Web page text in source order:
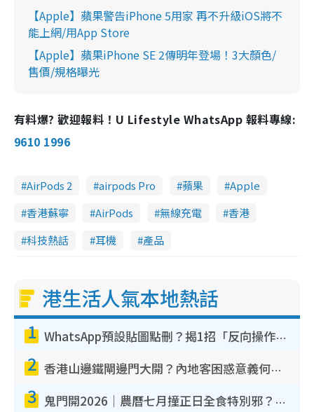
【Apple】蘋果警告iPhone 5用家 再不升級iOS將不
能上網/用App Store
【Apple】蘋果iPhone SE 2傳明年登場！3大顏色/
售價/規格曝光
有料爆? 歡迎報料！U Lifestyle WhatsApp 報料專線:
9610 1996
AirPods 2 airpods Pro 蘋果
Apple
香港蘇寧
AirPods 無線充電
香港
科技熱話
耳機 產品
港生活人氣本地熱話
1 WhatsApp預設貼圖點刪？揭1招「反向操作」還原簡潔介面 附3步實測教學
2 香港山邊鐵閘邊門大開？內地客困惑意義何在！網民神回覆：呢種叫法理性防禦
3 鬼門開2026｜農曆七月撞正日全食特別邪？專家警告切忌做一事！揭4大禁忌+2招保平安